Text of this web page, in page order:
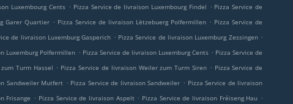
Luxembourg Cents . Pizza Service de livraison Luxembourg Findel . Pizza Service de
Garer Quartier . Pizza Service de livraison Lëtzebuerg Polfermillen . Pizza Service de
de livraison Luxemburg Gasperich . Pizza Service de livraison Luxemburg Zessingen .
Luxemburg Polfermillen . Pizza Service de livraison Luxemburg Cents . Pizza Service de
Turm Hassel . Pizza Service de livraison Weiler zum Turm Siren . Pizza Service de
Sandweiler Mutfert . Pizza Service de livraison Sandweiler . Pizza Service de livraison
Frisange . Pizza Service de livraison Aspelt . Pizza Service de livraison Fréiseng Hau .